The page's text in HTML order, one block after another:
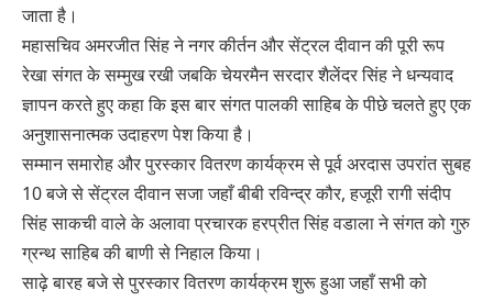
जाता है।
महासचिव अमरजीत सिंह ने नगर कीर्तन और सेंट्रल दीवान की पूरी रूप
रेखा संगत के सम्मुख रखी जबकि चेयरमैन सरदार शैलेंदर सिंह ने धन्यवाद
ज्ञापन करते हुए कहा कि इस बार संगत पालकी साहिब के पीछे चलते हुए एक
अनुशासनात्मक उदाहरण पेश किया है।
सम्मान समारोह और पुरस्कार वितरण कार्यक्रम से पूर्व अरदास उपरांत सुबह
10 बजे से सेंट्रल दीवान सजा जहाँ बीबी रविन्द्र कौर, हजूरी रागी संदीप
सिंह साकची वाले के अलावा प्रचारक हरप्रीत सिंह वडाला ने संगत को गुरु
ग्रन्थ साहिब की बाणी से निहाल किया।
साढ़े बारह बजे से पुरस्कार वितरण कार्यक्रम शुरू हुआ जहाँ सभी को